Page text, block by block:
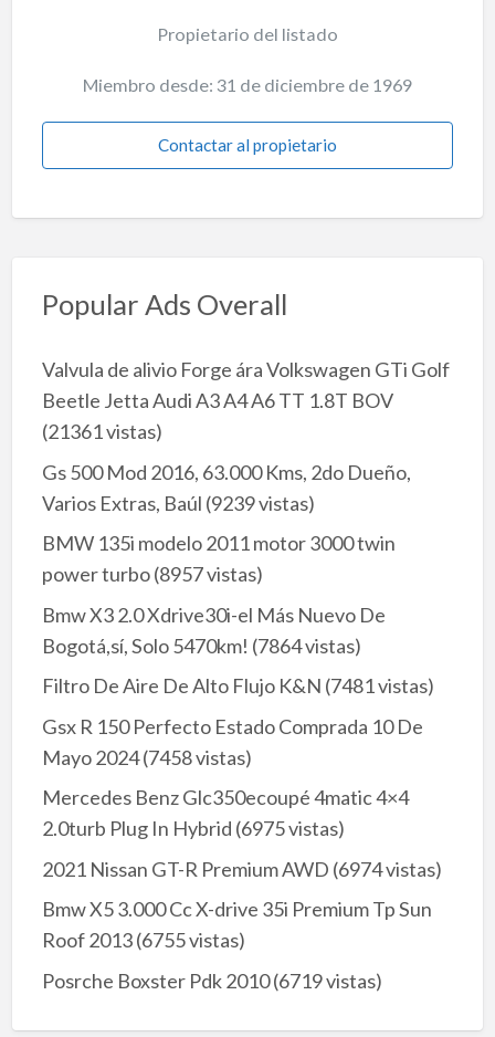
Propietario del listado
Miembro desde: 31 de diciembre de 1969
Contactar al propietario
Popular Ads Overall
Valvula de alivio Forge ára Volkswagen GTi Golf
Beetle Jetta Audi A3 A4 A6 TT 1.8T BOV
(21361 vistas)
Gs 500 Mod 2016, 63.000 Kms, 2do Dueño,
Varios Extras, Baúl (9239 vistas)
BMW 135i modelo 2011 motor 3000 twin
power turbo(8957 vistas)
Bmw X3 2.0 Xdrive30i-el Más Nuevo De
Bogotá,sí, Solo 5470km! (7864 vistas)
Filtro De Aire De Alto Flujo K&N (7481 vistas)
Gsx R 150 Perfecto Estado Comprada 10 De
Mayo 2024(7458 vistas)
Mercedes Benz Glc350ecoupé 4matic 4×4
2.0turb Plug In Hybrid (6975 vistas)
2021 Nissan GT-R Premium AWD (6974 vistas)
Bmw X5 3.000 Cc X-drive 35i Premium Tp Sun
Roof 2013(6755 vistas)
Posrche Boxster Pdk 2010(6719 vistas)